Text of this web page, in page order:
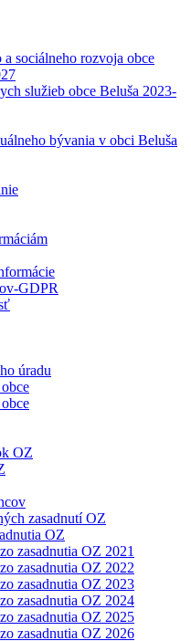
a sociálneho rozvoja obce
služieb obce Beluša 2023-
bývania v obci Beluša
GDPR
úradu
OZ
zasadnutí OZ
OZ
zasadnutia OZ 2021
zasadnutia OZ 2022
zasadnutia OZ 2023
zasadnutia OZ 2024
zasadnutia OZ 2025
zasadnutia OZ 2026